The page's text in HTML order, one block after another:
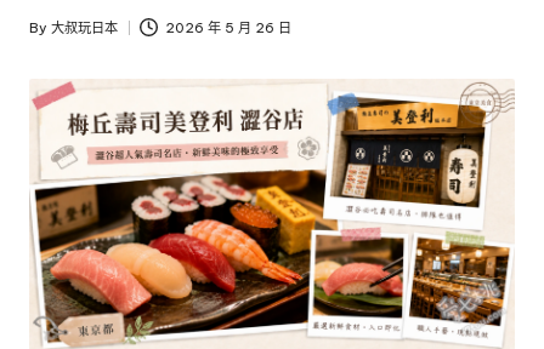
Posted
By 大叔玩日本 2026 年 5 月 26 日